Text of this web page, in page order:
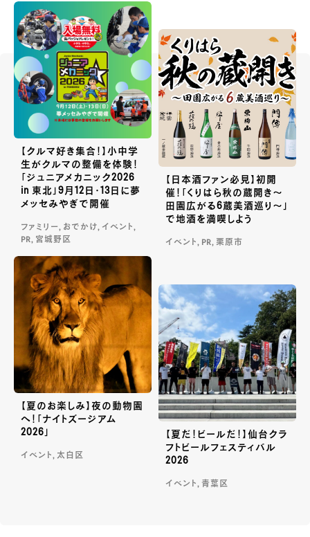
【クルマ好き集合！】小中学
生がクルマの整備を体験！
「ジュニアメカニック2026
in 東北」9月12日・13日に夢
メッセみやぎで開催
ファミリー, おでかけ, イベント,
PR, 宮城野区
【日本酒ファン必見】初開
催！「くりはら秋の蔵開き〜
田園広がる6蔵美酒巡り〜」
で地酒を満喫しよう
イベント, PR, 栗原市
【夏のお楽しみ】夜の動物園
へ！「ナイトズージアム
2026」
イベント, 太白区
【夏だ！ビールだ！】仙台クラ
フトビールフェスティバル
2026
イベント, 青葉区